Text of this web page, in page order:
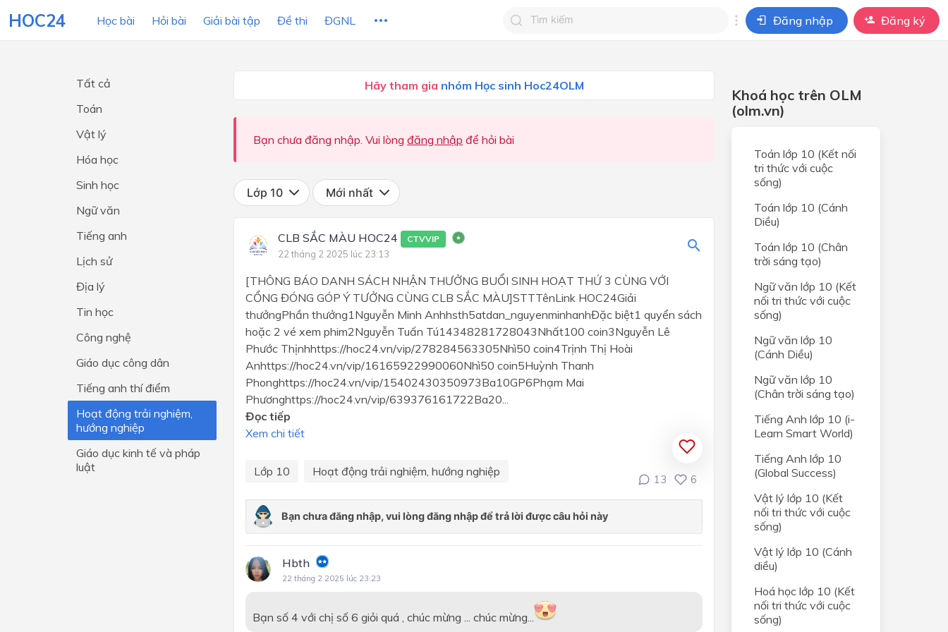
HOC24 Học bài Hỏi bài Giải bài tập Đề thi ĐGNL
Tìm kiếm câu trả lời cho câu hỏi của
Đăng nhập Đăng ký
LỚP HỌC
Lớp 12
Lớp 11
Lớp 10
Lớp 9
Lớp 8
Lớp 7
Lớp 6
Lớp 5
Lớp 4
Lớp 3
Lớp 2
Lớp 1
Chủ đề 1: Xây dựng nhà trường
Chủ đề 5: Tham gia xây dựng
cộng đồng
Chủ đề 6: Hành động vì môi
trường
Chủ đề 7: Thông tin nghề nghiệp
Chủ đề 8: Chọn nghề, chọn
trường
Chủ đề 1. Phát huy truyền thống
nhà trường
sống
BÀI HỌC
Tất cả
Toán
Vật lý
Hóa học
Sinh học
Ngữ văn
Tiếng anh
Lịch sử
Địa lý
Tin học
Công nghệ
Giáo dục công dân
Tiếng anh thí điểm
Hoạt động trải nghiệm,
hướng nghiệp
Giáo dục kinh tế và pháp
luật
Hãy tham gia nhóm Học sinh Hoc24OLM
Bạn chưa đăng nhập. Vui lòngđăng nhập để hỏi bài
Lớp 10 Mới nhất
CLB SẮC MÀU HOC24 CTVVIP
22 tháng 2 2025 lúc 23:13
[THÔNG BÁO DANH SÁCH NHẬN THƯỞNG BUỔI SINH HOẠT THỨ 3 CÙNG VỚI
CỔNG ĐÓNG GÓP Ý TƯỞNG CÙNG CLB SẮC MÀU]STTTênLink HOC24Giải
thưởngPhần thưởng1Nguyễn Minh Anhhsth5atdan_nguyenminhanhĐặc biệt1 quyển sách
hoặc 2 vé xem phim2Nguyễn Tuấn Tú14348281728043Nhất100 coin3Nguyễn Lê
Phước Thịnhhttps://hoc24.vn/vip/278284563305Nhì50 coin4Trịnh Thị Hoài
Anhttps://hoc24.vn/vip/16165922990060Nhì50 coin5Huỳnh Thanh
Phonghttps://hoc24.vn/vip/15402430350973Ba10GP6Phạm Mai
Phươnghttps://hoc24.vn/vip/639376161722Ba20...
Đọc tiếp
Xem chi tiết
Lớp 10 Hoạt động trải nghiệm, hướng nghiệp
13 6
Hbth
22 tháng 2 2025 lúc 23:23
Bạn số 4 với chị số 6 giỏi quá , chúc mừng ... chúc mừng...
Khoá học trên OLM
(olm.vn)
Toán lớp 10 (Kết nối
tri thức với cuộc
sống)
Toán lớp 10 (Cánh
Diều)
Toán lớp 10 (Chân
trời sáng tạo)
Ngữ văn lớp 10 (Kết
nối tri thức với cuộc
sống)
Ngữ văn lớp 10
(Cánh Diều)
Ngữ văn lớp 10
(Chân trời sáng tạo)
Tiếng Anh lớp 10 (i-
Learn Smart World)
Tiếng Anh lớp 10
(Global Success)
Vật lý lớp 10 (Kết
nối tri thức với cuộc
sống)
Vật lý lớp 10 (Cánh
diều)
Hoá học lớp 10 (Kết
nối tri thức với cuộc
sống)